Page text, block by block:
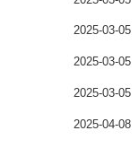
2025-03-05
2025-03-05
2025-03-05
2025-04-08